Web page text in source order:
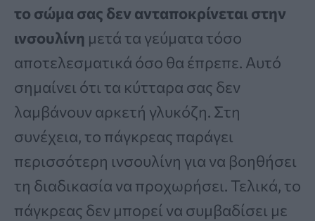
το σώμα σας δεν ανταποκρίνεται στην
ινσουλίνη μετά τα γεύματα τόσο
αποτελεσματικά όσο θα έπρεπε. Αυτό
σημαίνει ότι τα κύτταρα σας δεν
λαμβάνουν αρκετή γλυκόζη. Στη
συνέχεια, το πάγκρεας παράγει
περισσότερη ινσουλίνη για να βοηθήσει
τη διαδικασία να προχωρήσει. Τελικά, το
πάγκρεας δεν μπορεί να συμβαδίσει με